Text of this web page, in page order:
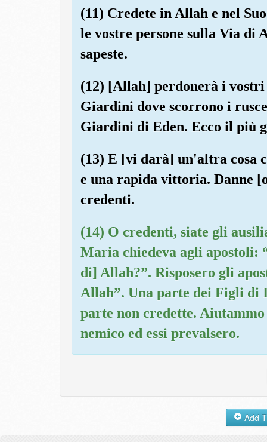
(11) Credete in Allah e nel
le vostre persone sulla Via di
sapeste.
(12) [Allah] perdonerà i
Giardini dove scorrono i
Giardini di Eden. Ecco il più
(13) E [vi darà] un'altra cosa
e una rapida vittoria. Danne
credenti.
(14) O credenti, siate gli
Maria chiedeva agli apostoli:
di] Allah?”. Risposero gli
Allah”. Una parte dei Figli di
parte non credette.
nemico ed essi prevalsero.